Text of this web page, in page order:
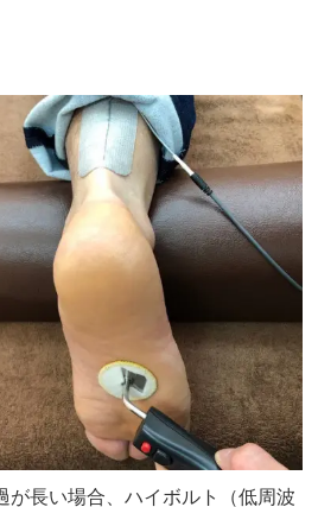
が長い場合、ハイボルト（低周波